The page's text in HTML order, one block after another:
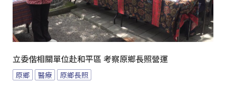
立委偕相關單位赴和平區 考察原鄉長照營運
原鄉 醫療 原鄉長照